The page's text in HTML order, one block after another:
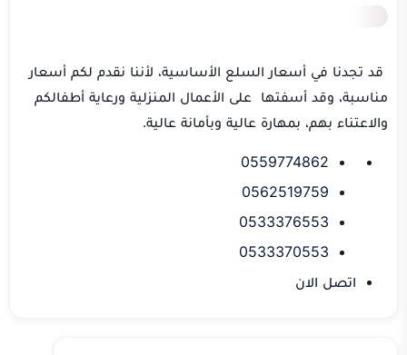
قد تجدنا في أسعار السلع الأساسية، لأننا نقدم لكم أسعار
مناسبة، وقد أسفتها على الأعمال المنزلية ورعاية أطفالكم
والاعتناء بهم، بمهارة عالية وبأمانة عالية.
0559774862
0562519759
0533376553
0533370553
اتصل الان